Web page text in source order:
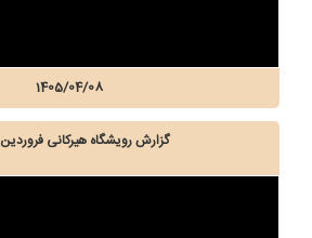
1405/04/08
گزارش رویشگاه هیرکانی فروردین 1405